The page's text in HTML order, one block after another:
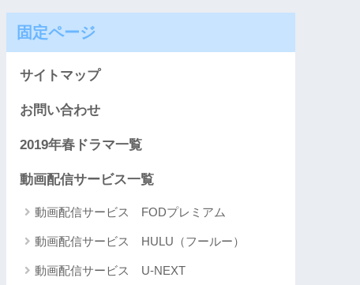
固定ページ
サイトマップ
お問い合わせ
2019年春ドラマ一覧
動画配信サービス一覧
動画配信サービス FODプレミアム
動画配信サービス HULU（フールー）
動画配信サービス U-NEXT